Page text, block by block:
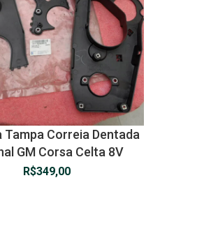
Tampa Correia Dentada
GM Corsa Celta 8V
R$349,00